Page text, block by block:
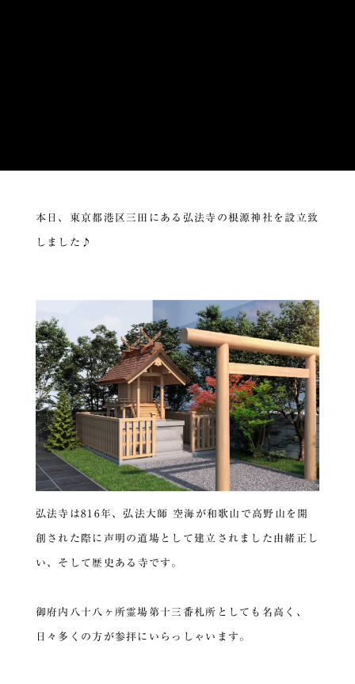
本日、東京都港区三田にある弘法寺の根源神社を設立致
しました♪
弘法寺は816年、弘法大師 空海が和歌山で高野山を開
創された際に声明の道場として建立されました由緒正し
い、 そして歴史ある寺です。
御府内八十八ヶ所霊場第十三番札所としても名高く、
日々多くの方が参拝にいらっしゃいます。